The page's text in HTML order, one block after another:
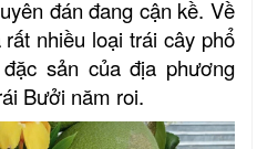
đán đang cận kề. Về
nhiều loại trái cây phổ
sản của địa phương
Bưởi năm roi.